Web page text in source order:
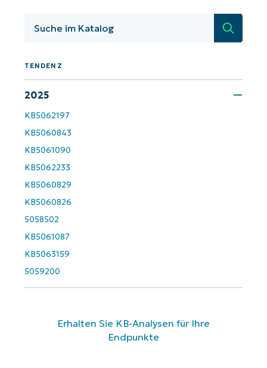
Suche
TENDENZ
2025
KB5062197
KB5060843
KB5061090
KB5062233
KB5060829
KB5060826
5058502
KB5061087
KB5063159
5059200
Erhalten Sie KB-Analysen für Ihre
Endpunkte
email*
Phone
name*